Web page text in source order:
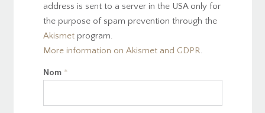
address is sent to a server in the USA only for
the purpose of spam prevention through the
Akismetprogram.
More information on Akismet and GDPR.
Nom *